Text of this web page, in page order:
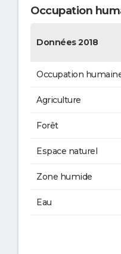
Occupation
Données 2018
Occupation
Agriculture
Forêt
Espace naturel
Zone humide
Eau